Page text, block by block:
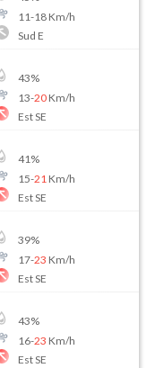
11-18Km/h
Sud E
43%
13-20Km/h
Est SE
41%
15-21 Km/h
Est SE
39%
17-23 Km/h
Est SE
43%
16-23 Km/h
Est SE